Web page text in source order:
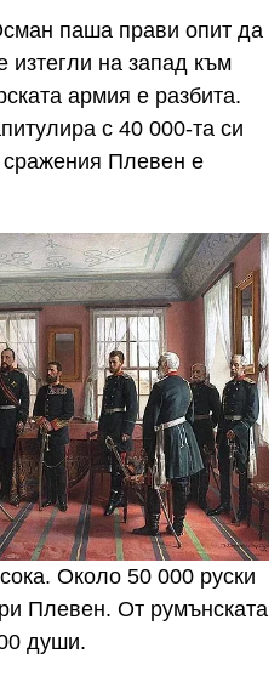
паша прави опит да
изтегли на запад към
армия е разбита.
с 40 000-та си
Плевен е
Около 50 000 руски
Плевен. От румънската
души.